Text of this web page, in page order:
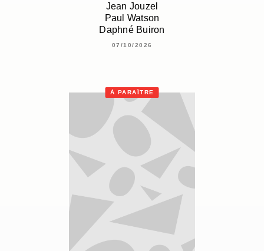
Jean Jouzel
Paul Watson
Daphné Buiron
07/10/2026
À PARAÎTRE